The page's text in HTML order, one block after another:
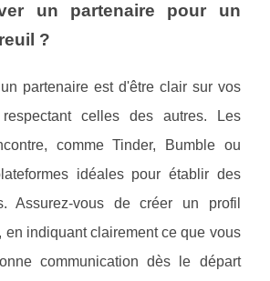
un partenaire pour un
?
partenaire est d'être clair sur vos
celles des autres. Les
comme Tinder, Bumble ou
idéales pour établir des
Assurez-vous de créer un profil
en indiquant clairement ce que vous
communication dès le départ